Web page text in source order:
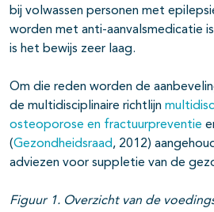
bij volwassen personen met
worden met anti-aanvalsmedicatie
is het bewijs zeer laag.
Om die reden worden de
de multidisciplinaire richtlijn
osteoporose en fractuurpreventie
(Gezondheidsraad, 2012)
adviezen voor suppletie van de
Figuur 1. Overzicht van de